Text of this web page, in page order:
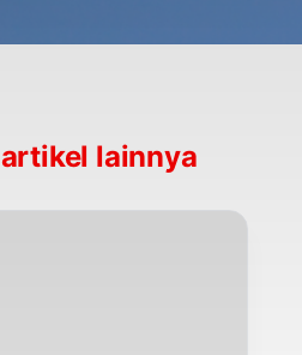
artikel lainnya